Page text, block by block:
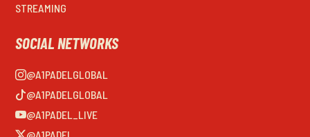
STREAMING
SOCIAL NETWORKS
@A1PADELGLOBAL
@A1PADELGLOBAL
@A1PADEL_LIVE